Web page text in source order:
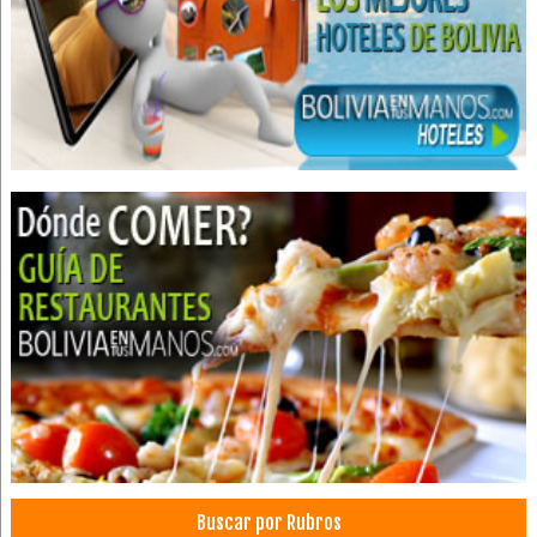
Veterinarias
Clínicas particulares
Clínicas Privadas
Centros Médicos
Avícolas
Alimentos Procesados
Distribución de Alimentos
Huevos
Industrias Alimenticias
Granjas avícolas
Pollos, Venta de
Buscar por Rubros